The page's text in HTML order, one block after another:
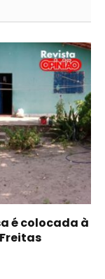
é colocada à